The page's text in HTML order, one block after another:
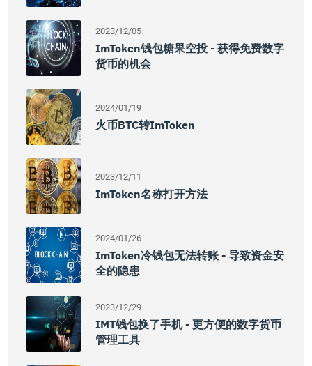
2023/12/05
ImToken钱包糖果空投 - 获得免费数字
货币的机会
2024/01/19
火币BTC转imToken
2023/12/11
ImToken名称打开方法
2024/01/26
ImToken冷钱包无法转账 - 导致资金安
全的隐患
2023/12/29
IMT钱包换了手机 - 更方便的数字货币
管理工具